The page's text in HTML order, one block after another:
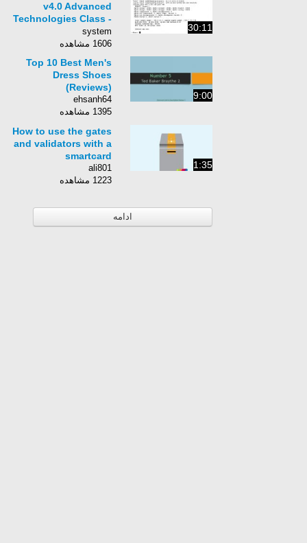
30:11
v4.0 Advanced
Technologies Class -
045 - IOS Easy VPN
Client
system
1606 مشاهده
9:00
Top 10 Best Men's
Dress Shoes
(Reviews)
ehsanh64
1395 مشاهده
1:35
How to use the gates
and validators with a
smartcard
ali801
1223 مشاهده
ادامه